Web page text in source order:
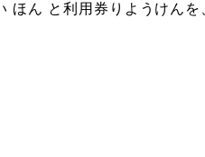
ほん と利用券りようけんを